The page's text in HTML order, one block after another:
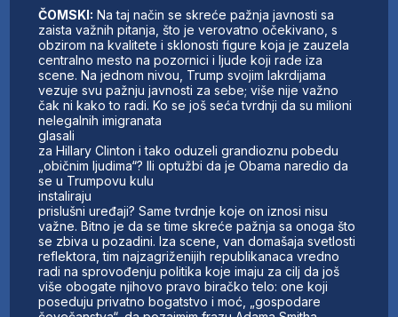
ČOMSKI: Na taj način se skreće pažnja javnosti sa
zaista važnih pitanja, što je verovatno očekivano, s
obzirom na kvalitete i sklonosti figure koja je zauzela
centralno mesto na pozornici i ljude koji rade iza
scene. Na jednom nivou, Trump svojim lakrdijama
vezuje svu pažnju javnosti za sebe; više nije važno
čak ni kako to radi. Ko se još seća tvrdnji da su milioni
nelegalnih imigranata
glasali
za Hillary Clinton i tako oduzeli grandioznu pobedu
„običnim ljudima“? Ili optužbi da je Obama naredio da
se u Trumpovu kulu
instaliraju
prislušni uređaji? Same tvrdnje koje on iznosi nisu
važne. Bitno je da se time skreće pažnja sa onoga što
se zbiva u pozadini. Iza scene, van domašaja svetlosti
reflektora, tim najzagriženijih republikanaca vredno
radi na sprovođenju politika koje imaju za cilj da još
više obogate njihovo pravo biračko telo: one koji
poseduju privatno bogatstvo i moć, „gospodare